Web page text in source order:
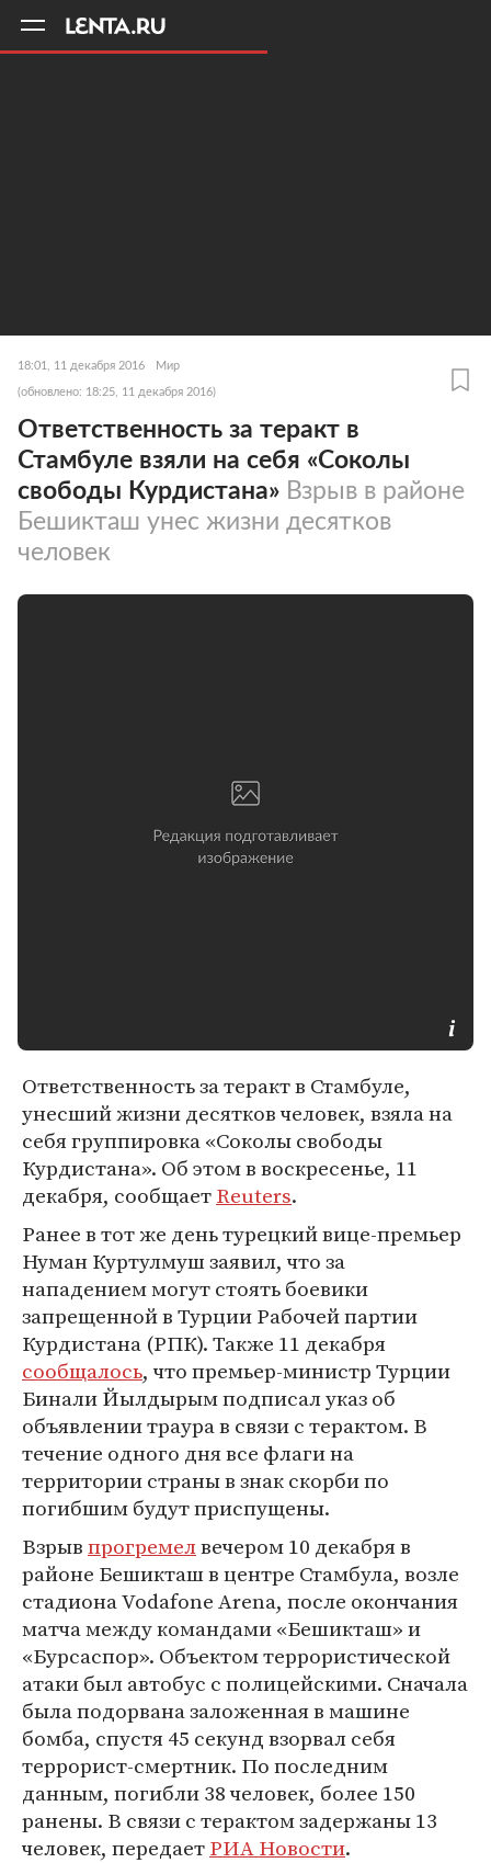
18:01, 11 декабря 2016 Мир
(обновлено: 18:25, 11 декабря 2016)
Ответственность за теракт в
Стамбуле взяли на себя «Соколы
свободы Курдистана» Взрыв в районе
Бешикташ унес жизни десятков
человек
Ответственность за теракт в Стамбуле,
унесший жизни десятков человек, взяла на
себя группировка «Соколы свободы
Курдистана». Об этом в воскресенье, 11
декабря, сообщаетReuters.
Ранее в тот же день турецкий вице-премьер
Нуман Куртулмуш заявил, что за
нападением могут стоять боевики
запрещенной в Турции Рабочей партии
Курдистана (РПК). Также 11 декабря
сообщалось, что премьер-министр Турции
Бинали Йылдырым подписал указ об
объявлении траура в связи с терактом. В
течение одного дня все флаги на
территории страны в знак скорби по
погибшим будут приспущены.
Взрывпрогремелвечером 10 декабря в
районе Бешикташ в центре Стамбула, возле
стадиона Vodafone Arena, после окончания
матча между командами «Бешикташ» и
«Бурсаспор». Объектом террористической
атаки был автобус с полицейскими. Сначала
была подорвана заложенная в машине
бомба, спустя 45 секунд взорвал себя
террорист-смертник. По последним
данным, погибли 38 человек, более 150
ранены. В связи с терактом задержаны 13
человек, передаетРИА Новости.